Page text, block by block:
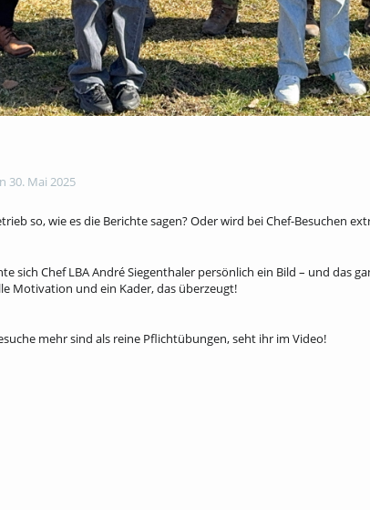
30. Mai 2025
so, wie es die Berichte sagen? Oder wird bei Chef-Besuchen
sich Chef LBA André Siegenthaler persönlich ein Bild – und das
Motivation und ein Kader, das überzeugt!
mehr sind als reine Pflichtübungen, seht ihr im Video!